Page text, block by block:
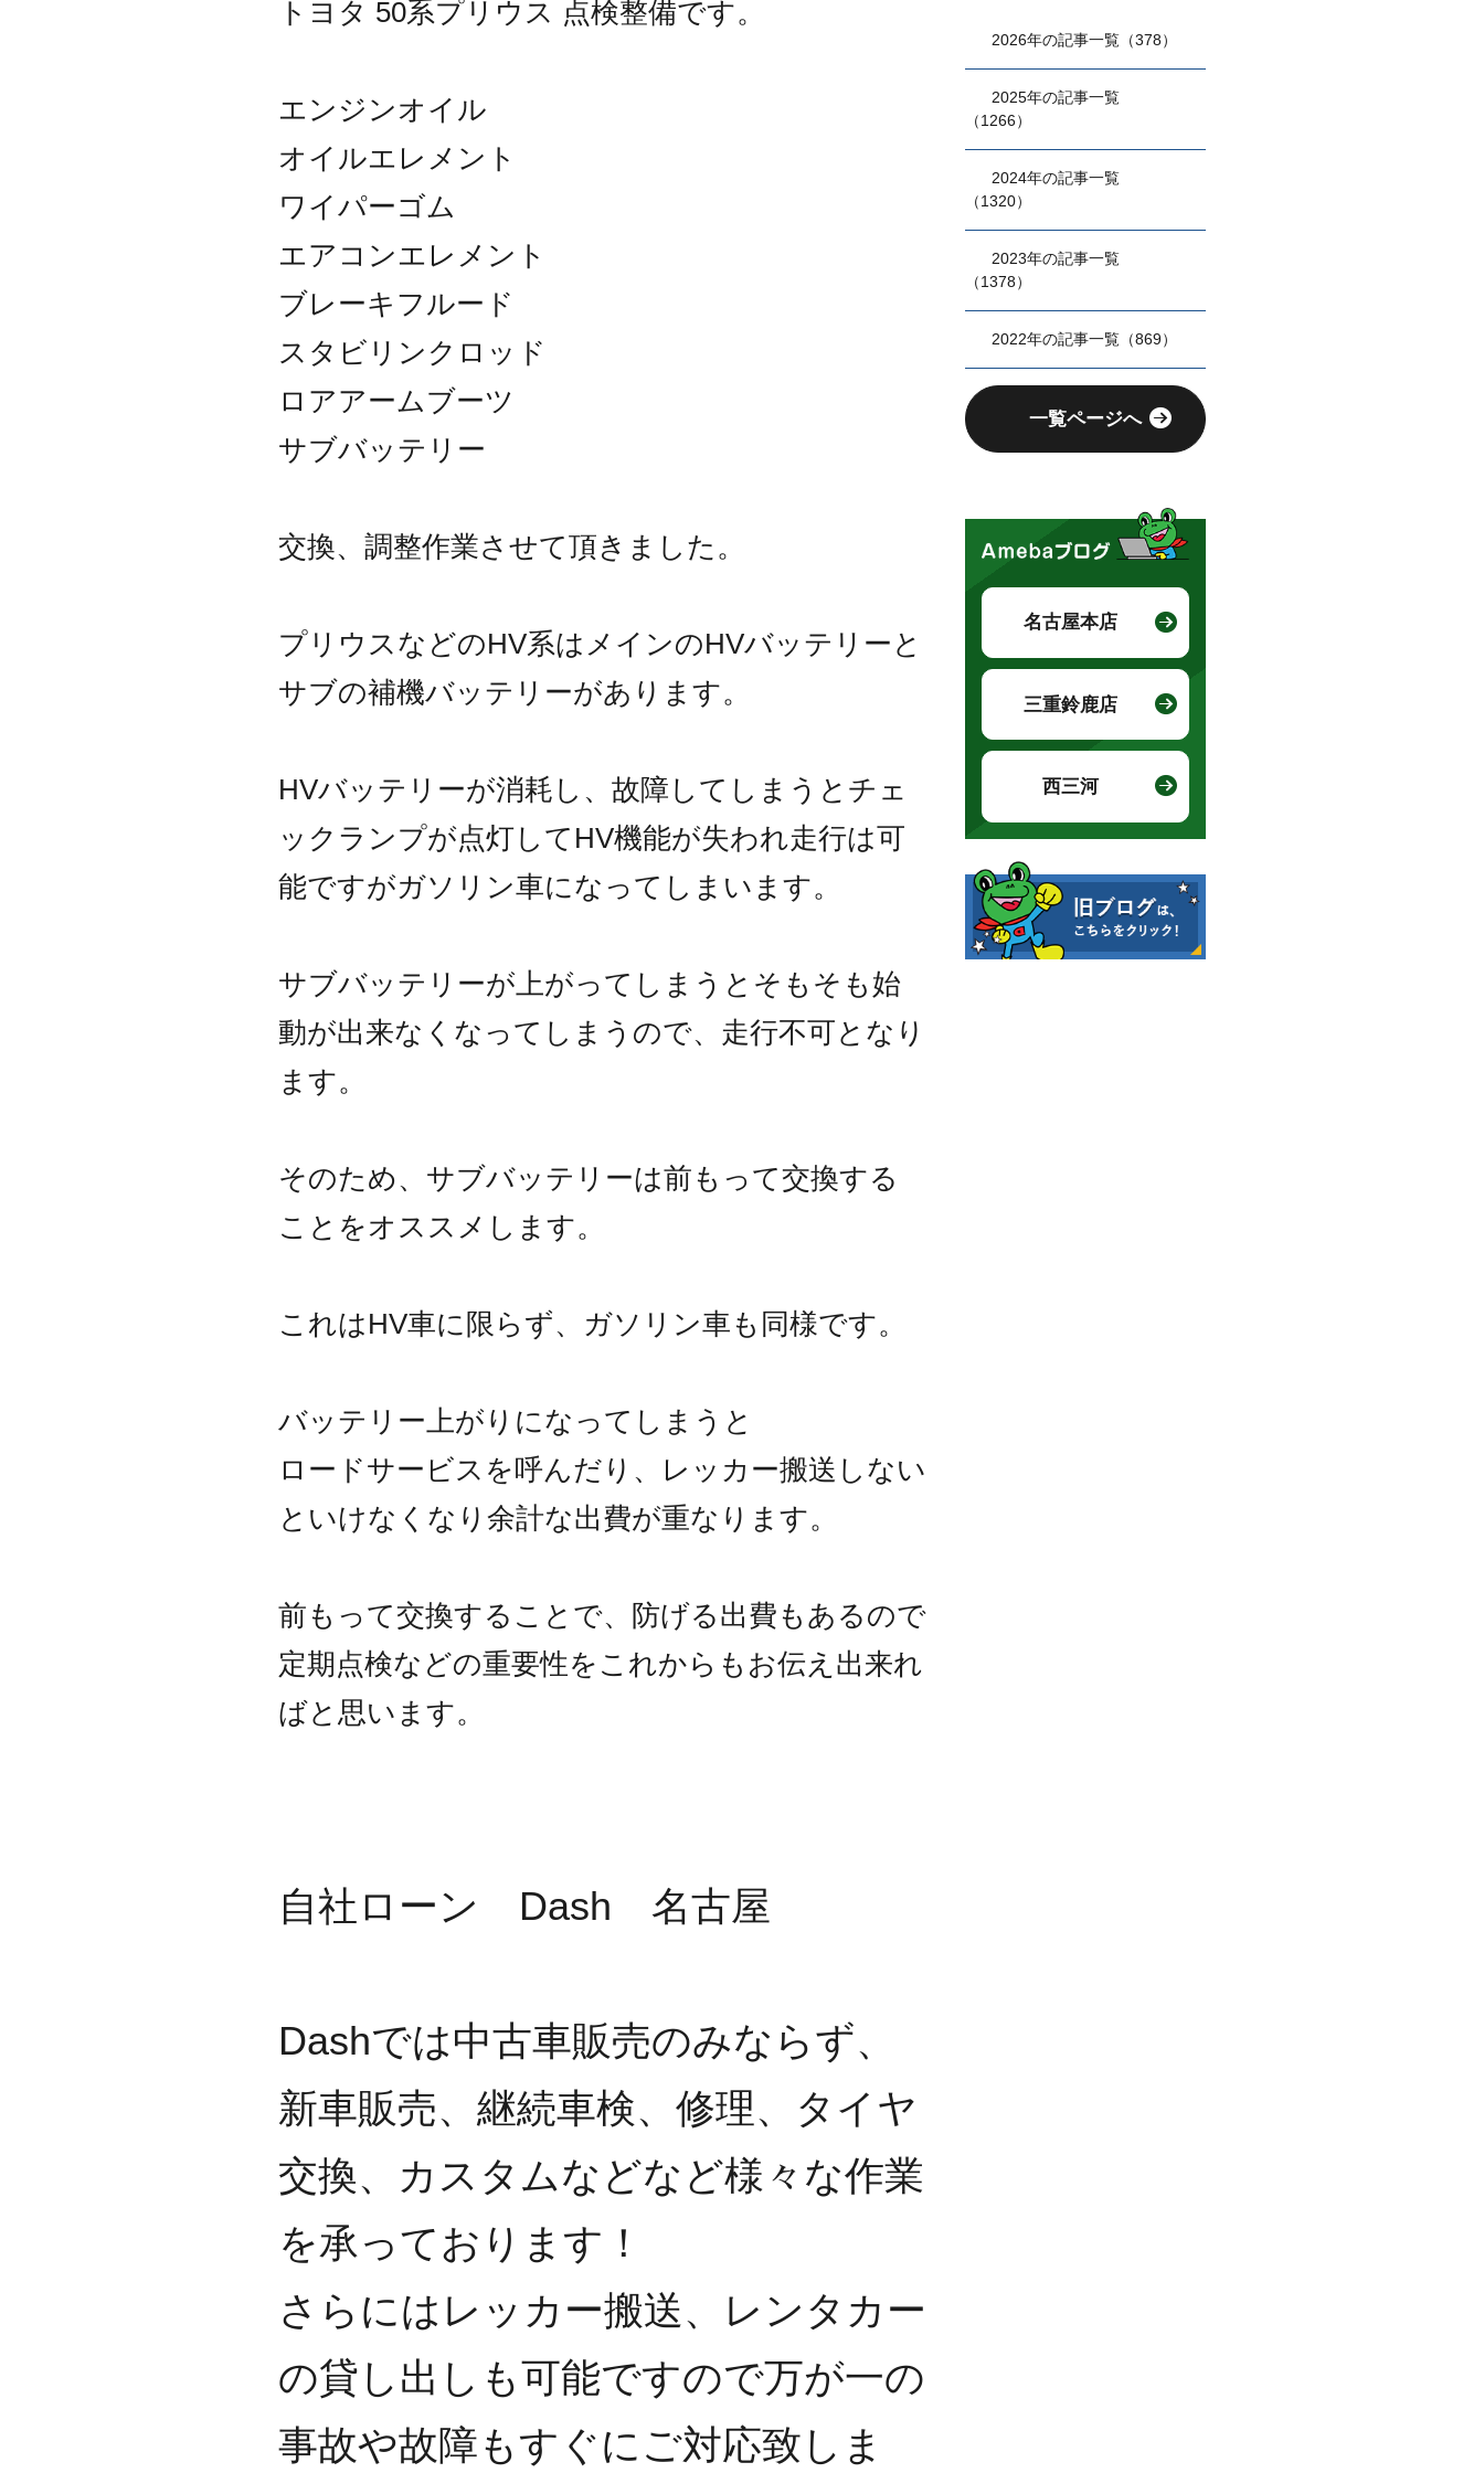
トヨタ 50系プリウス 点検整備です。
エンジンオイル
オイルエレメント
ワイパーゴム
エアコンエレメント
ブレーキフルード
スタビリンクロッド
ロアアームブーツ
サブバッテリー
交換、調整作業させて頂きました。
プリウスなどのHV系はメインのHVバッテリーと
サブの補機バッテリーがあります。
HVバッテリーが消耗し、故障してしまうとチェ
ックランプが点灯してHV機能が失われ走行は可
能ですがガソリン車になってしまいます。
サブバッテリーが上がってしまうとそもそも始
動が出来なくなってしまうので、走行不可となり
ます。
そのため、サブバッテリーは前もって交換する
ことをオススメします。
これはHV車に限らず、ガソリン車も同様です。
バッテリー上がりになってしまうと
ロードサービスを呼んだり、レッカー搬送しない
といけなくなり余計な出費が重なります。
前もって交換することで、防げる出費もあるので
定期点検などの重要性をこれからもお伝え出来れ
ばと思います。
自社ローン Dash 名古屋
Dashでは中古車販売のみならず、
新車販売、継続車検、修理、タイヤ
交換、カスタムなどなど様々な作業
を承っております！
さらにはレッカー搬送、レンタカー
の貸し出しも可能ですので万が一の
事故や故障もすぐにご対応致しま
2026年の記事一覧（378）
2025年の記事一覧
（1266）
2024年の記事一覧
（1320）
2023年の記事一覧
（1378）
2022年の記事一覧（869）
一覧ページへ
名古屋本店
三重鈴鹿店
西三河